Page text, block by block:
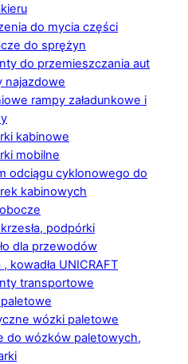
do mycia części
do sprężyn
do przemieszczania aut
najazdowe
rampy załadunkowe i
kabinowe
mobilne
odciągu cyklonowego do
kabinowych
krzesła, podpórki
dla przewodów
, kowadła UNICRAFT
transportowe
wózki paletowe
do wózków paletowych,